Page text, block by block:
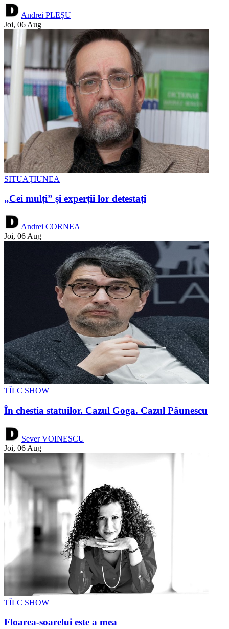
Andrei PLEȘU
Joi, 06 Aug
SITUAȚIUNEA
„Cei mulți” și experții lor detestați
Andrei CORNEA
Joi, 06 Aug
TÎLC SHOW
În chestia statuilor. Cazul Goga. Cazul Păunescu
Sever VOINESCU
Joi, 06 Aug
TÎLC SHOW
Floarea-soarelui este a mea